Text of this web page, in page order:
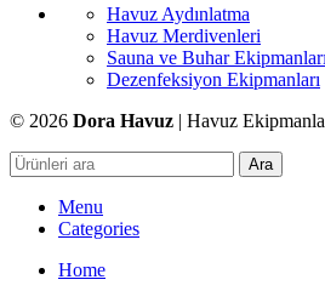
Havuz Aydınlatma
Havuz Merdivenleri
Sauna ve Buhar Ekipmanları
Dezenfeksiyon Ekipmanları
© 2026 Dora Havuz | Havuz
Ara
Menu
Categories
Home